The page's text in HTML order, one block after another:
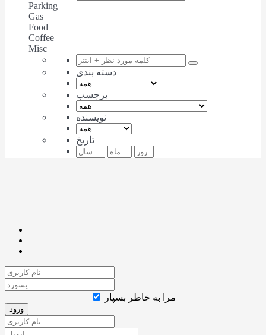
Parking
Gas
Food
Coffee
Misc
دسته بندی
برچسب
نویسنده
تاریخ
مرا به خاطر بسپار